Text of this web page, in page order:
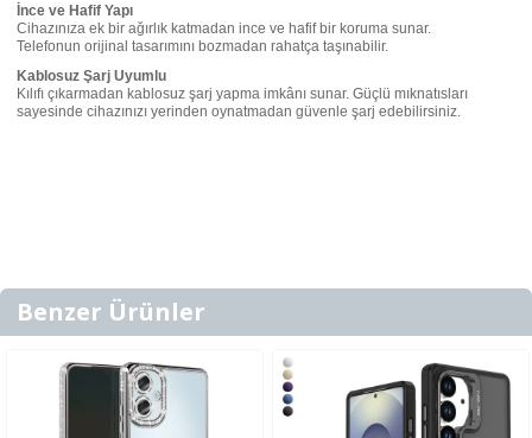
İnce ve Hafif Yapı
Cihazınıza ek bir ağırlık katmadan ince ve hafif bir koruma sunar.
Telefonun orijinal tasarımını bozmadan rahatça taşınabilir.
Kablosuz Şarj Uyumlu
Kılıfı çıkarmadan kablosuz şarj yapma imkânı sunar. Güçlü mıknatısları
sayesinde cihazınızı yerinden oynatmadan güvenle şarj edebilirsiniz.
Benzer Ürünler